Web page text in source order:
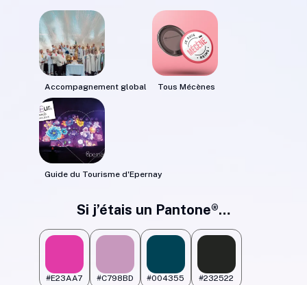
Ton animal, plante ou objet qui te
représente le mieux ?
La girafe
Ton fun fact
J'ai la plus grande collection de crayons à papier du
monde
Accompagnement global Tous Mécènes
Guide du Tourisme d'Epernay
Si j’étais un Pantone®…
#E23AA7 #C798BD #004355 #232522